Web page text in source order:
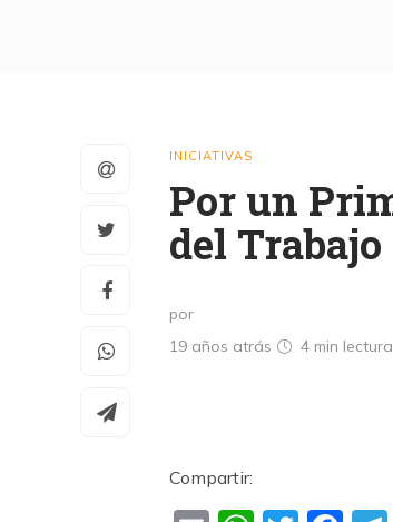
INICIATIVAS
Por un
del Trabajo
por
19 años atrás
4 min lectura
Compartir: